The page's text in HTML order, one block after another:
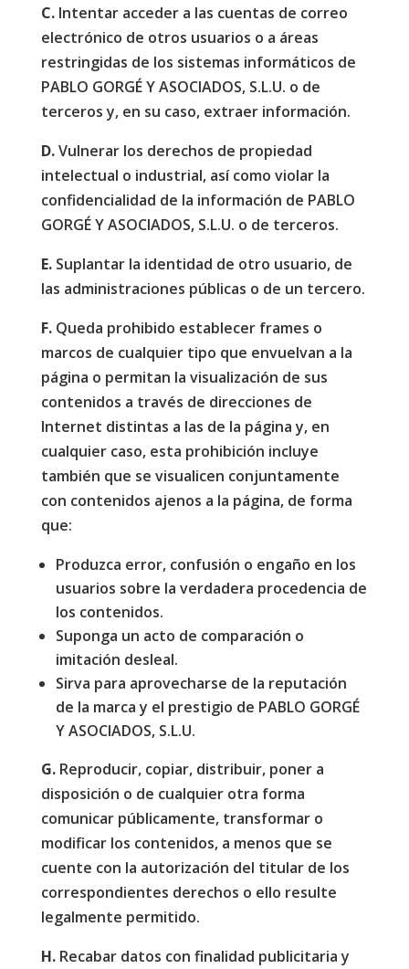
C.Intentar acceder a las cuentas de correo
electrónico de otros usuarios o a áreas
restringidas de los sistemas informáticos de
PABLO GORGÉ Y ASOCIADOS, S.L.U. o de
terceros y, en su caso, extraer información.
D.Vulnerar los derechos de propiedad
intelectual o industrial, así como violar la
confidencialidad de la información de PABLO
GORGÉ Y ASOCIADOS, S.L.U. o de terceros.
E.Suplantar la identidad de otro usuario, de
las administraciones públicas o de un tercero.
F.Queda prohibido establecer frames o
marcos de cualquier tipo que envuelvan a la
página o permitan la visualización de sus
contenidos a través de direcciones de
Internet distintas a las de la página y, en
cualquier caso, esta prohibición incluye
también que se visualicen conjuntamente
con contenidos ajenos a la página, de forma
que:
Produzca error, confusión o engaño en los
usuarios sobre la verdadera procedencia de
los contenidos.
Suponga un acto de comparación o
imitación desleal.
Sirva para aprovecharse de la reputación
de la marca y el prestigio de PABLO GORGÉ
Y ASOCIADOS, S.L.U.
G.Reproducir, copiar, distribuir, poner a
disposición o de cualquier otra forma
comunicar públicamente, transformar o
modificar los contenidos, a menos que se
cuente con la autorización del titular de los
correspondientes derechos o ello resulte
legalmente permitido.
H.Recabar datos con finalidad publicitaria y